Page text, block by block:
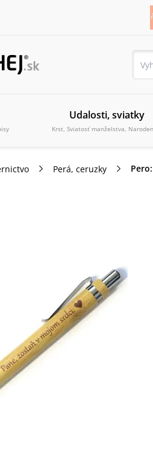
Udalosti, sviatky
Krst, Sviatosť manželstva,
Perá, ceruzky